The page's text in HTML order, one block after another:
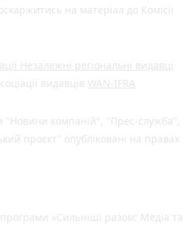
на матеріал до Комісії
Незалежні регіональні видавці
видавців WAN-IFRA
"Новини компаній", "Прес-служба",
проєкт" опубліковані на правах
«Сильніші разом: Медіа та